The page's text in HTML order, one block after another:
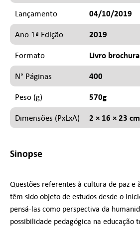
Lançamento 04/10/2019
Ano 1ª Edição 2019
Formato Livro
N° Páginas 400
Peso (g) 570g
Dimensões (PxLxA) 2 × 16 × 23 cm
Sinopse
Questões referentes à cultura de paz e
têm sido objeto de estudos desde o
pensá-las como perspectiva da
possibilidade pedagógica na educação